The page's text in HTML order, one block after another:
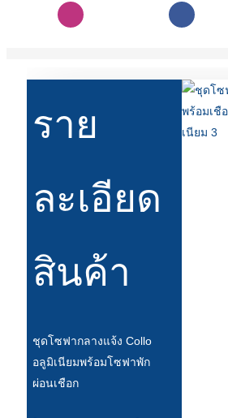
ราย
ละเอียด
สินค้า
ชุดโซฟากลางแจ้ง Collo
อลูมิเนียมพร้อมโซฟาพัก
ผ่อนเชือก